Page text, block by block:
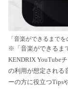
「音楽ができるまで
※「音楽ができるま
KENDRIX YouTube
の利用が想定される
ーの方に役立つTips